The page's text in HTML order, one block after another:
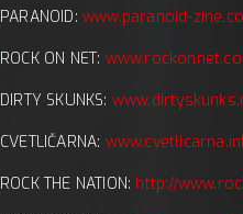
PARANOID: www.paranoid-
ROCK ON NET:
DIRTY SKUNKS:
CVETLIČARNA:
ROCK THE NATION: http://